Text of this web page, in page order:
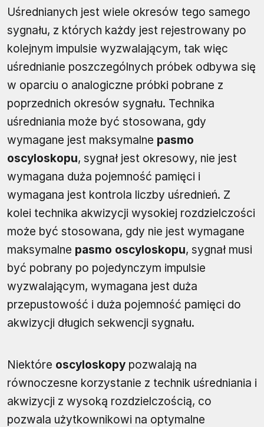
Uśrednianych jest wiele okresów tego samego
sygnału, z których każdy jest rejestrowany po
kolejnym impulsie wyzwalającym, tak więc
uśrednianie poszczególnych próbek odbywa się
w oparciu o analogiczne próbki pobrane z
poprzednich okresów sygnału. Technika
uśredniania może być stosowana, gdy
wymagane jest maksymalne pasmo
oscyloskopu, sygnał jest okresowy, nie jest
wymagana duża pojemność pamięci i
wymagana jest kontrola liczby uśrednień. Z
kolei technika akwizycji wysokiej rozdzielczości
może być stosowana, gdy nie jest wymagane
maksymalne pasmo oscyloskopu, sygnał musi
być pobrany po pojedynczym impulsie
wyzwalającym, wymagana jest duża
przepustowość i duża pojemność pamięci do
akwizycji długich sekwencji sygnału.
Niektóre oscyloskopy pozwalają na
równoczesne korzystanie z technik uśredniania i
akwizycji z wysoką rozdzielczością, co
pozwala użytkownikowi na optymalne